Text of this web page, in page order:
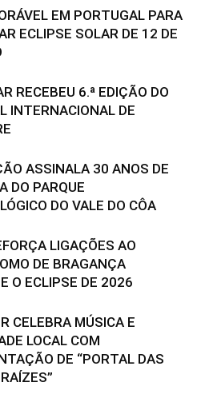
EM PORTUGAL PARA
ECLIPSE SOLAR DE 12 DE
RECEBEU 6.ª EDIÇÃO DO
INTERNACIONAL DE
ASSINALA 30 ANOS DE
DO PARQUE
DO VALE DO CÔA
LIGAÇÕES AO
DE BRAGANÇA
O ECLIPSE DE 2026
CELEBRA MÚSICA E
LOCAL COM
DE “PORTAL DAS